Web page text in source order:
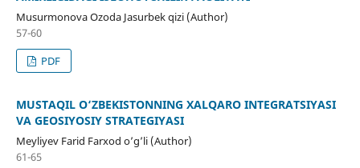
Musurmonova Ozoda Jasurbek qizi (Author)
57-60
PDF
MUSTAQIL O‘ZBEKISTONNING XALQARO INTEGRATSIYASI
VA GEOSIYOSIY STRATEGIYASI
Meyliyev Farid Farxod o’g’li (Author)
61-65